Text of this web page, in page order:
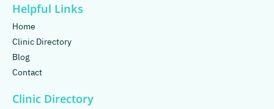
Helpful Links
Home
Clinic Directory
Blog
Contact
Clinic Directory